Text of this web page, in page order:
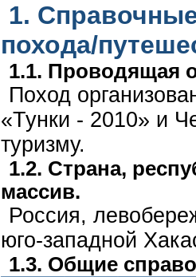
1.
похода/
1.1. Проводящая
Поход
«Тунки - 2010» и
туризму.
1.2. Страна,
массив.
Россия,
юго-западной
1.3. Общие